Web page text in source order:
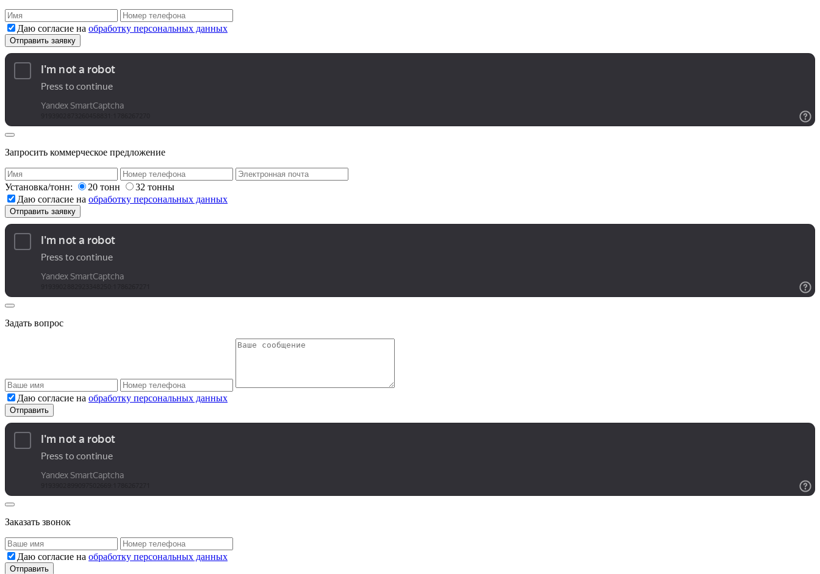
Даю согласие на обработку персональных данных
Запросить коммерческое предложение
Установка/тонн: 20 тонн
32 тонны
Даю согласие на обработку персональных данных
Задать вопрос
Даю согласие на обработку персональных данных
Заказать звонок
Даю согласие на обработку персональных данных